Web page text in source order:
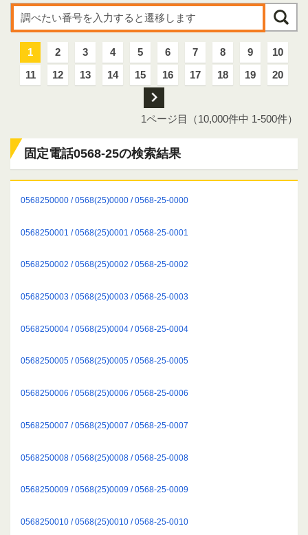
1 2 3 4 5 6 7 8 9
10
11
12 13 14 15 16 17 18 19
20
次
1ページ目（10,000件中 1-500件）
固定電話0568-25の検索結果
0568250000 / 0568(25)0000 / 0568-25-0000
0568250001 / 0568(25)0001 / 0568-25-0001
0568250002 / 0568(25)0002 / 0568-25-0002
0568250003 / 0568(25)0003 / 0568-25-0003
0568250004 / 0568(25)0004 / 0568-25-0004
0568250005 / 0568(25)0005 / 0568-25-0005
0568250006 / 0568(25)0006 / 0568-25-0006
0568250007 / 0568(25)0007 / 0568-25-0007
0568250008 / 0568(25)0008 / 0568-25-0008
0568250009 / 0568(25)0009 / 0568-25-0009
0568250010 / 0568(25)0010 / 0568-25-0010